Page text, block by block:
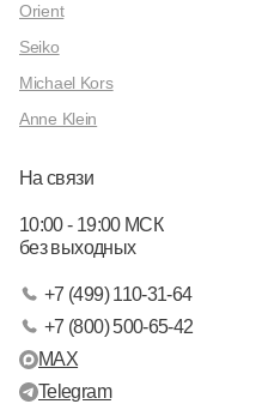
Orient
Seiko
Michael Kors
Anne Klein
На связи
10:00 - 19:00 МСК
без выходных
+7 (499) 110-31-64
+7 (800) 500-65-42
MAX
Telegram